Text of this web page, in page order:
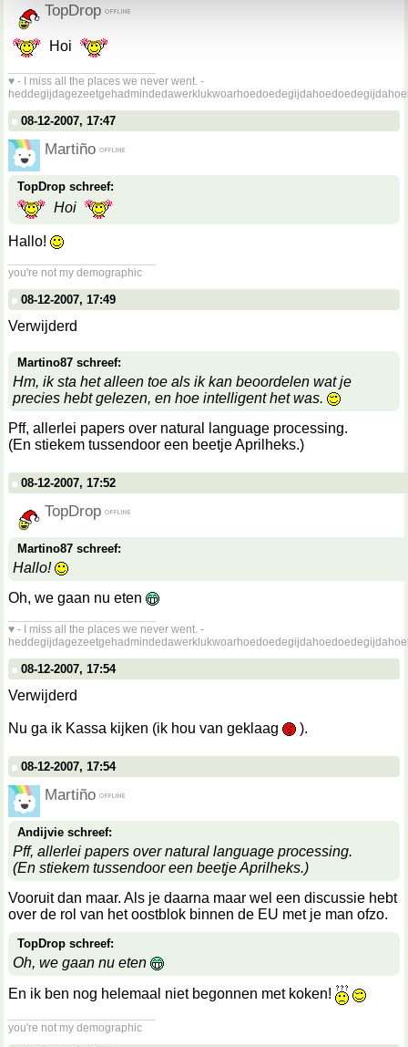
TopDrop
Hoi
♥ - I miss all the places we never went. -
08-12-2007, 17:47
Martiño
TopDrop schreef:
Hoi
Hallo!
you're not my demographic
08-12-2007, 17:49
Verwijderd
Martino87 schreef:
Hm, ik sta het alleen toe als ik kan beoordelen wat je
precies hebt gelezen, en hoe intelligent het was.
Pff, allerlei papers over natural language processing.
(En stiekem tussendoor een beetje Aprilheks.)
08-12-2007, 17:52
TopDrop
Martino87 schreef:
Hallo!
Oh, we gaan nu eten
♥ - I miss all the places we never went. -
08-12-2007, 17:54
Verwijderd
Nu ga ik Kassa kijken (ik hou van geklaag ).
08-12-2007, 17:54
Martiño
Andijvie schreef:
Pff, allerlei papers over natural language processing.
(En stiekem tussendoor een beetje Aprilheks.)
Vooruit dan maar. Als je daarna maar wel een discussie hebt
over de rol van het oostblok binnen de EU met je man ofzo.
TopDrop schreef:
Oh, we gaan nu eten
En ik ben nog helemaal niet begonnen met koken!
you're not my demographic